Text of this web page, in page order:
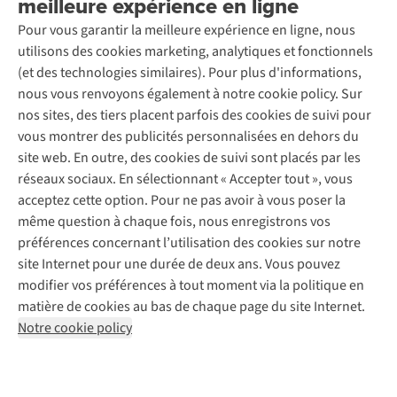
Pour vous garantir la meilleure expérience en ligne, nous
utilisons des cookies marketing, analytiques et fonctionnels
(et des technologies similaires). Pour plus d'informations,
nous vous renvoyons également à notre cookie policy. Sur
nos sites, des tiers placent parfois des cookies de suivi pour
vous montrer des publicités personnalisées en dehors du
site web. En outre, des cookies de suivi sont placés par les
réseaux sociaux. En sélectionnant « Accepter tout », vous
acceptez cette option. Pour ne pas avoir à vous poser la
même question à chaque fois, nous enregistrons vos
préférences concernant l’utilisation des cookies sur notre
site Internet pour une durée de deux ans. Vous pouvez
modifier vos préférences à tout moment via la politique en
matière de cookies au bas de chaque page du site Internet.
Notre cookie policy
Entretien & réparations
Garantie
Contactez-nous
À propos d’Ayacucho
Nos magasins
À propos d’A.S.Adventure
Déclaration d'accessibilité
Seconde-main
Entretien de ski
Service de lavage
Entretien de chaussures
Réparation de chaussures
Réparation de vêtements
Retouches
Pour les entreprises
Découvrez
A.S.Magazine
Explore Camp
Expertise & conseils
Abonnez-vous à la newsletter
Suivez-nous
Mentions légales
Politique de confidentialité
Conditions générales
Cookie Policy